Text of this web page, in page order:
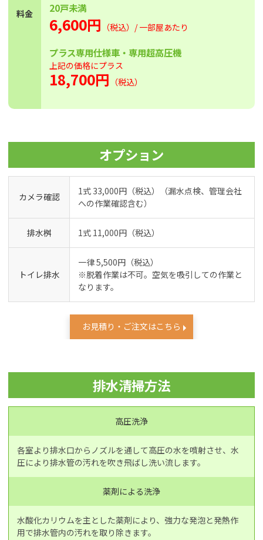
料金 20戸未満
6,600円 （税込）/ 一部屋あたり
プラス専用仕様車・専用超高圧機
上記の価格にプラス
18,700円 （税込）
オプション
カメラ確認
1式 33,000円（税込）（漏水点検、管理会社
への作業確認含む）
排水桝 1式 11,000円（税込）
トイレ排水
一律 5,500円（税込）
※脱着作業は不可。空気を吸引しての作業と
なります。
お見積り・ご注文はこちら
排水清掃方法
高圧洗浄
各室より排水口からノズルを通して高圧の水を噴射させ、水
圧により排水管の汚れを吹き飛ばし洗い流します。
薬剤による洗浄
水酸化カリウムを主とした薬剤により、強力な発泡と発熱作
用で排水管内の汚れを取り除きます。